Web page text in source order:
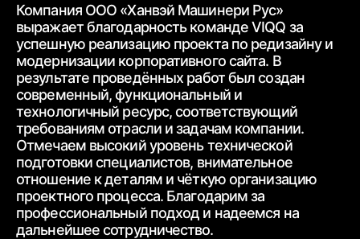
Компания ООО «Ханвэй Машинери Рус»
выражает благодарностькоманде VIQQ за
успешную реализацию проекта по редизайну и
модернизации корпоративного сайта. В
результате проведённых работ был создан
современный,функциональный и
технологичный ресурс, соответствующий
требованиямотрасли и задачам компании.
Отмечаем высокий уровень технической
подготовки специалистов, внимательное
отношение к деталям и чёткуюорганизацию
проектного процесса. Благодарим за
профессиональный подход и надеемся на
дальнейшеесотрудничество.